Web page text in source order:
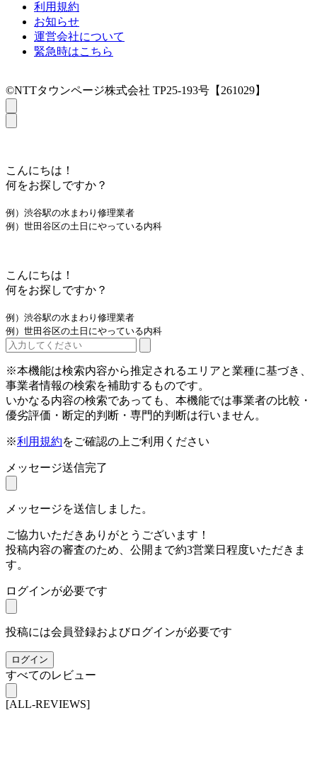
利用規約
お知らせ
運営会社について
緊急時はこちら
©NTTタウンページ株式会社 TP25-193号【261029】
こんにちは！
何をお探しですか？
例）渋谷駅の水まわり修理業者
例）世田谷区の土日にやっている内科
こんにちは！
何をお探しですか？
例）渋谷駅の水まわり修理業者
例）世田谷区の土日にやっている内科
※本機能は検索内容から推定されるエリアと業種に基づき、
事業者情報の検索を補助するものです。
いかなる内容の検索であっても、本機能では事業者の比較・
優劣評価・断定的判断・専門的判断は行いません。
※利用規約をご確認の上ご利用ください
メッセージ送信完了
メッセージを送信しました。
ご協力いただきありがとうございます！
投稿内容の審査のため、公開まで約3営業日程度いただきま
す。
ログインが必要です
投稿には会員登録およびログインが必要です
ログイン
すべてのレビュー
[ALL-REVIEWS]